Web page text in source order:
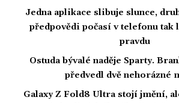
Jedna aplikace slibuje slunce,
předpovědi počasí v telefonu tak
pravdu
Ostuda bývalé naděje Sparty.
předvedl dvě nehorázné
Galaxy Z Fold8 Ultra stojí jmění,